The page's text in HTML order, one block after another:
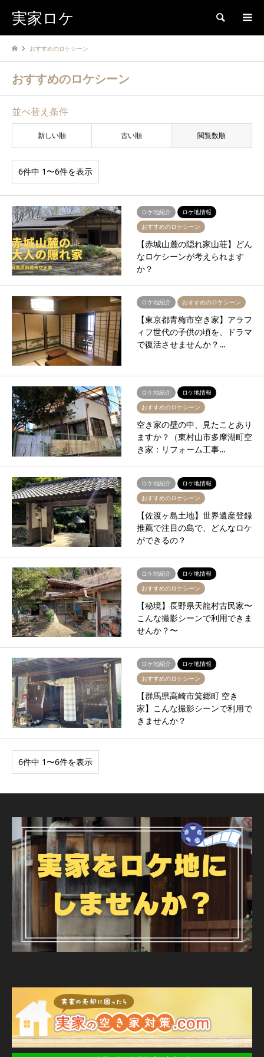
実家ロケ 検索
おすすめのロケシーン
おすすめのロケシーン
並べ替え条件
新しい順 古い順 閲覧数順
6件中 1〜6件を表示
ロケ地紹介
ロケ地情報
おすすめのロケシーン
【赤城山麓の隠れ家山荘】どん
なロケシーンが考えられます
か？
ロケ地紹介 おすすめのロケシーン
【東京都青梅市空き家】アラフ
ィフ世代の子供の頃を、ドラマ
で復活させませんか？…
ロケ地紹介
ロケ地情報
おすすめのロケシーン
空き家の壁の中、見たことあり
ますか？（東村山市多摩湖町空
き家：リフォーム工事…
ロケ地紹介
ロケ地情報
おすすめのロケシーン
【佐渡ヶ島土地】世界遺産登録
推薦で注目の島で、どんなロケ
ができるの？
ロケ地紹介
ロケ地情報
おすすめのロケシーン
【秘境】長野県天龍村古民家〜
こんな撮影シーンで利用できま
せんか？〜
ロケ地紹介
ロケ地情報
おすすめのロケシーン
【群馬県高崎市箕郷町 空き
家】こんな撮影シーンで利用で
きませんか？
6件中 1〜6件を表示